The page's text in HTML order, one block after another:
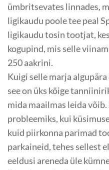
ümbritsevates linnades,
ligikaudu poole tee peal
ligikaudu tosin tootjat,
kogupind, mis selle
250 aakrini.
Kuigi selle marja
see on üks kõige
mida maailmas leida
probleemiks, kui
kuid piirkonna parimad
parkaineid, tehes sellest
eeldusi areneda üle